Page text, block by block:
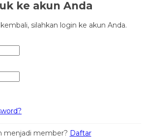
ke akun Anda
silahkan login ke akun Anda.
menjadi member? Daftar